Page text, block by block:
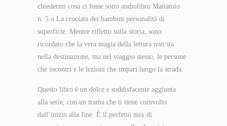
chiedermi cosa ci fosse sotto audiolibro Mattatoio
n. 5 o La crociata dei bambini personalità di
superficie. Mentre rifletto sulla storia, sono
ricordato che la vera magia della lettura non sta
nella destinazione, ma nel viaggio stesso, le persone
che incontri e le lezioni che impari lungo la strada.
Questo libro è un dolce e soddisfacente aggiunta
alla serie, con un trama che ti tiene coinvolto
dall’inizio alla fine. È il perfetto mix di